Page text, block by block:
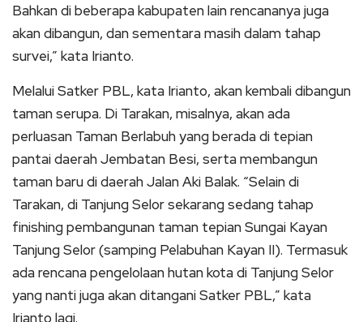
Bahkan di beberapa kabupaten lain rencananya juga
akan dibangun, dan sementara masih dalam tahap
survei,” kata Irianto.
Melalui Satker PBL, kata Irianto, akan kembali dibangun
taman serupa. Di Tarakan, misalnya, akan ada
perluasan Taman Berlabuh yang berada di tepian
pantai daerah Jembatan Besi, serta membangun
taman baru di daerah Jalan Aki Balak. “Selain di
Tarakan, di Tanjung Selor sekarang sedang tahap
finishing pembangunan taman tepian Sungai Kayan
Tanjung Selor (samping Pelabuhan Kayan II). Termasuk
ada rencana pengelolaan hutan kota di Tanjung Selor
yang nanti juga akan ditangani Satker PBL,” kata
Irianto lagi.